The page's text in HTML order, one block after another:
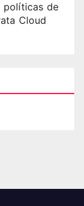
políticas de
Cloud